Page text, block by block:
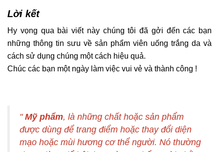
Lời kết
Hy vọng qua bài viết này chúng tôi đã gởi đến các bạn
những thông tin sưu về sản phẩm viên uống trắng da và
cách sử dụng chúng một cách hiệu quả.
Chúc các bạn một ngày làm việc vui vẻ và thành công !
" Mỹ phẩm, là những chất hoặc sản phẩm
được dùng để trang điểm hoặc thay đổi diện
mạo hoặc mùi hương cơ thể người. Nó thường